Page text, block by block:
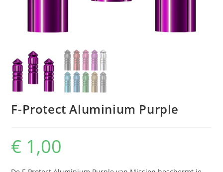
F-Protect Aluminium Purple
€ 1,00